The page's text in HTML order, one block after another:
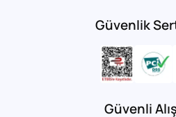
Güvenlik
Güvenli